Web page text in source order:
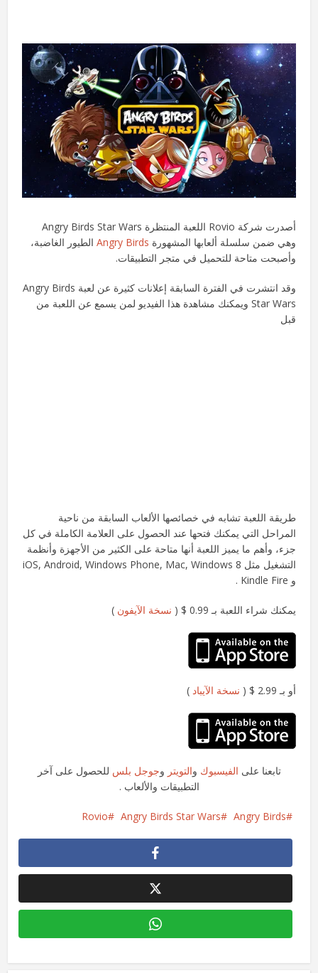
أصدرت شركة Rovio اللعبة المنتظرة Angry Birds Star Wars
وهي ضمن سلسلة ألعابها المشهورة Angry Birds الطيور الغاضبة،
وأصبحت متاحة للتحميل في متجر التطبيقات.
وقد انتشرت في الفترة السابقة إعلانات كثيرة عن لعبة Angry Birds
Star Wars ويمكنك مشاهدة هذا الفيديو لمن يسمع عن اللعبة من
قبل
طريقة اللعبة تشابه في خصائصها الألعاب السابقة من ناحية
المراحل التي يمكنك فتحها عند الحصول على العلامة الكاملة في كل
جزء، وأهم ما يميز اللعبة أنها متاحة على الكثير من الأجهزة وأنظمة
التشغيل مثل iOS, Android, Windows Phone, Mac, Windows 8
و Kindle Fire .
يمكنك شراء اللعبة بـ 0.99 $ ( نسخة الآيفون )
أو بـ 2.99 $ ( نسخة الآيباد )
تابعنا على الفيسبوك والتويتر وجوجل بلس للحصول على آخر
التطبيقات والألعاب .
Angry Birds
Angry Birds Star Wars
Rovio